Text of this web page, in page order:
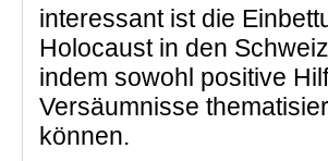
interessant ist die
Holocaust in den
indem sowohl positive
Versäumnisse
können.